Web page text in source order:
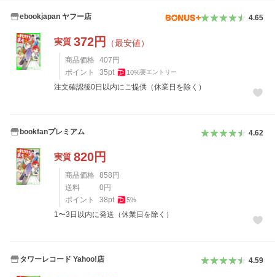
ebookjapan ヤフー店 4.65
実質 372円 （最安値）
商品価格 407 円
ポイント
35pt 10%要エントリー
注文確認後0日以内にご提供（休業日を除く）
bookfanプレミアム 4.62
実質 820円
商品価格 858 円
送料
0 円
ポイント
38pt 5%
1〜3日以内に発送（休業日を除く）
タワーレコード Yahoo!店 4.59